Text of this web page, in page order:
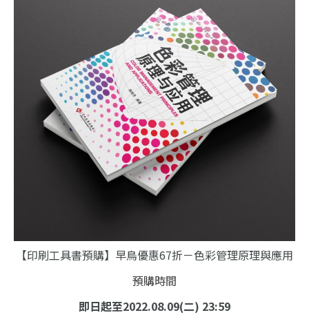
【印刷工具書預購】早鳥優惠67折－色彩管理原理與應用
預購時間
即日起至2022.08.09(二) 23:59